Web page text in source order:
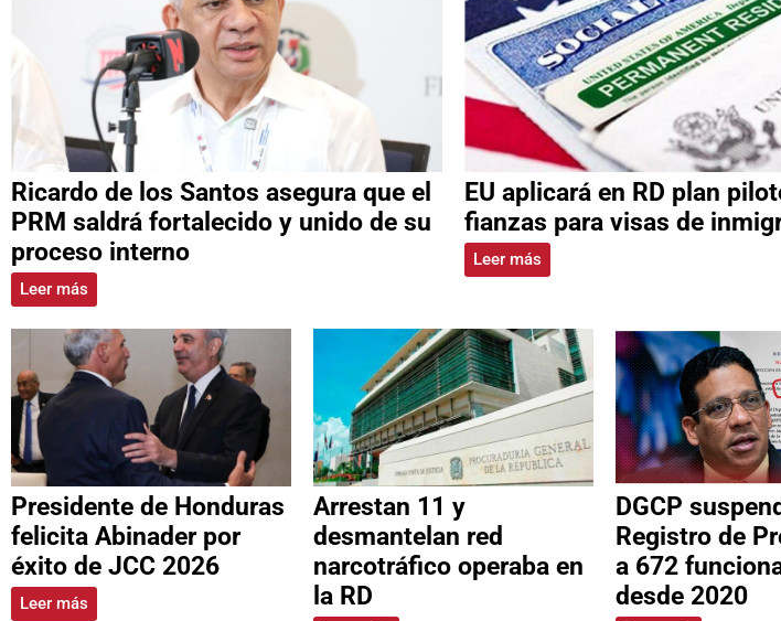
Ricardo de los Santos asegura que el
PRM saldrá fortalecido y unido de su
proceso interno
Leer más
EU aplicará en RD plan
fianzas para visas de
Leer más
Presidente de Honduras
felicita Abinader por
éxito de JCC 2026
Leer más
Arrestan 11 y
desmantelan red
narcotráfico operaba en
la RD
DGCP
Registro de
a 672
desde 2020